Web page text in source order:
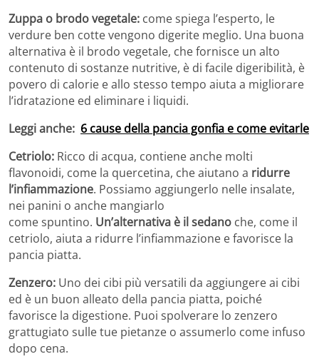
Zuppa o brodo vegetale: come spiega l’esperto, le
verdure ben cotte vengono digerite meglio. Una buona
alternativa è il brodo vegetale, che fornisce un alto
contenuto di sostanze nutritive, è di facile digeribilità, è
povero di calorie e allo stesso tempo aiuta a migliorare
l’idratazione ed eliminare i liquidi.
Leggi anche: 6 cause della pancia gonfia e come evitarle
Cetriolo: Ricco di acqua, contiene anche molti
flavonoidi, come la quercetina, che aiutano a ridurre
l’infiammazione. Possiamo aggiungerlo nelle insalate,
nei panini o anche mangiarlo
come spuntino. Un’alternativa è il sedano che, come il
cetriolo, aiuta a ridurre l’infiammazione e favorisce la
pancia piatta.
Zenzero: Uno dei cibi più versatili da aggiungere ai cibi
ed è un buon alleato della pancia piatta, poiché
favorisce la digestione. Puoi spolverare lo zenzero
grattugiato sulle tue pietanze o assumerlo come infuso
dopo cena.